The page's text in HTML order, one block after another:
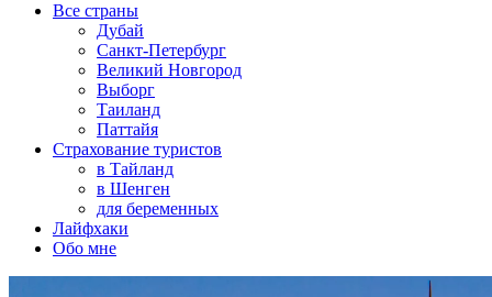
Все страны
Дубай
Санкт-Петербург
Великий Новгород
Выборг
Таиланд
Паттайя
Страхование туристов
в Тайланд
в Шенген
для беременных
Лайфхаки
Обо мне